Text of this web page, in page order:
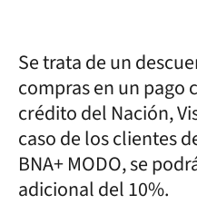
Se trata de un
compras en un pago
crédito del Nación,
caso de los clientes
BNA+ MODO, se
adicional del 10%.